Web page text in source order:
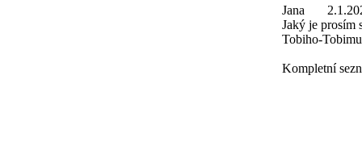
Jana
Jaký je prosím
Tobiho-
Kompletní